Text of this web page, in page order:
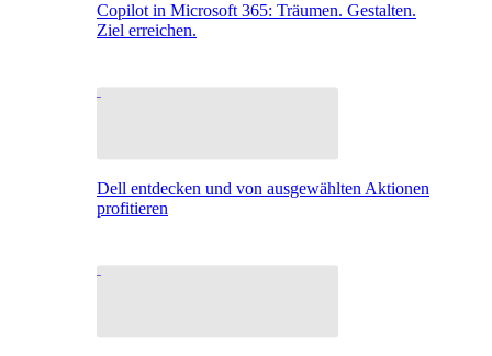
Copilot in Microsoft 365: Träumen. Gestalten.
Ziel erreichen.
Dell entdecken und von ausgewählten Aktionen
profitieren